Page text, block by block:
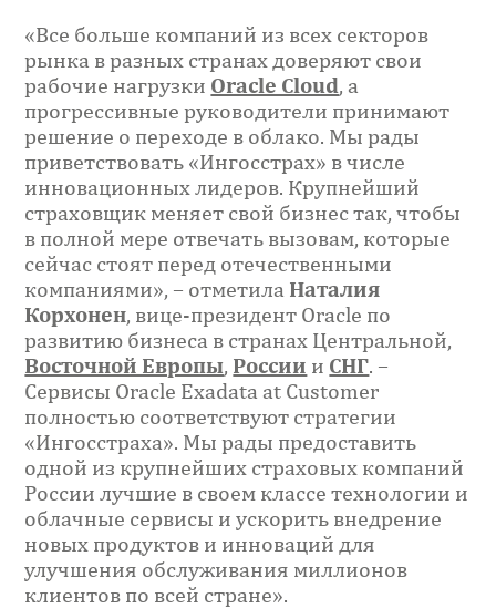
«Все больше компаний из всех секторов
рынка в разных странах доверяют свои
рабочие нагрузки Oracle Cloud, а
прогрессивные руководители принимают
решение о переходе в облако. Мы рады
приветствовать «Ингосстрах» в числе
инновационных лидеров. Крупнейший
страховщик меняет свой бизнес так, чтобы
в полной мере отвечать вызовам, которые
сейчас стоят перед отечественными
компаниями», – отметила Наталия
Корхонен, вице-президент Oracle по
развитию бизнеса в странах Центральной,
Восточной Европы, России и СНГ. –
Сервисы Oracle Exadata at Customer
полностью соответствуют стратегии
«Ингосстраха». Мы рады предоставить
одной из крупнейших страховых компаний
России лучшие в своем классе технологии и
облачные сервисы и ускорить внедрение
новых продуктов и инноваций для
улучшения обслуживания миллионов
клиентов по всей стране».